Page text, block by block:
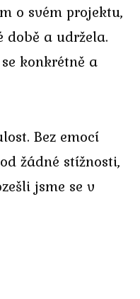
o svém projektu,
době a udržela.
konkrétně a
Bez emocí
žádné stížnosti,
jsme se v